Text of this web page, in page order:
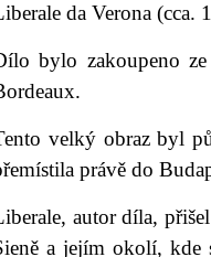
da Verona (cca.
bylo zakoupeno
velký obraz byl
právě do
autor díla,
a jejím okolí, kde